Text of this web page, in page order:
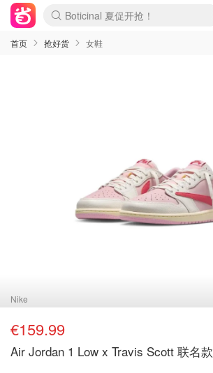
Boticinal 夏促开抢！
还没结束！&OtherStories大促
Joybuy变相75折 随时失效
速领！Stanley独家85折
疑似霸哥！Camper额外叠85折
Zalando 奥莱闪促！每日更新
Moncler反季囤！5折起+叠9折
Coach Brooklyn仅€192
首页 抢好货 女鞋
Nike
€159.99
Air Jordan 1 Low x Travis Scott 联名款